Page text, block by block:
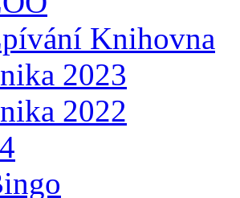
Knihovna
2023
2022